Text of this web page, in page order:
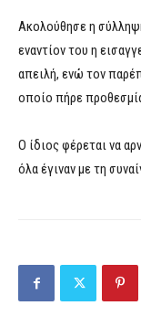
Ακολούθησε η
εναντίον του η
απειλή, ενώ τον
οποίο πήρε
Ο ίδιος φέρεται να
όλα έγιναν με τη